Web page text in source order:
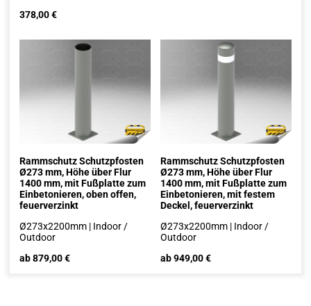
378,00€
Rammschutz Schutzpfosten
Ø273 mm, Höhe über Flur
1400 mm, mit Fußplatte zum
Einbetonieren, oben offen,
feuerverzinkt
Ø273x2200mm | Indoor /
Outdoor
ab 879,00 €
Rammschutz Schutzpfosten
Ø273 mm, Höhe über Flur
1400 mm, mit Fußplatte zum
Einbetonieren, mit festem
Deckel, feuerverzinkt
Ø273x2200mm | Indoor /
Outdoor
ab 949,00 €